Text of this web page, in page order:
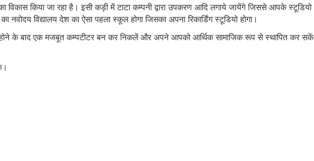
किया जा रहा है। इसी कड़ी में टाटा कम्पनी द्वारा उपकरण आदि लगाये जायेंगे जिससे आपके स्टूडियो
विद्यालय देश का ऐसा पहला स्कूल होगा जिसका अपना रिकार्डिंग स्टूडियो होगा।
के बाद एक मजबूत कम्पटीटर बन कर निकलें और अपने आपको आर्थिक सामाजिक रूप से स्थापित कर सकें